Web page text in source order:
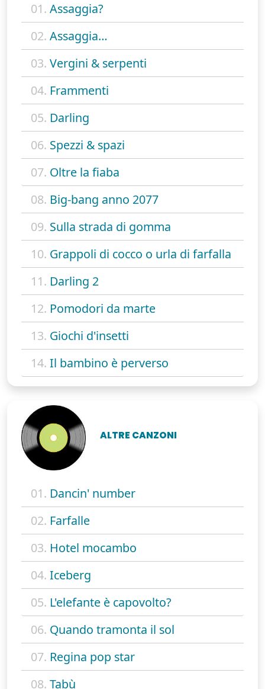
01. Assaggia?
02. Assaggia…
03. Vergini & serpenti
04. Frammenti
05. Darling
06. Spezzi & spazi
07. Oltre la fiaba
08. Big-bang anno 2077
09. Sulla strada di gomma
10. Grappoli di cocco o urla di farfalla
11. Darling 2
12. Pomodori da marte
13. Giochi d'insetti
14. Il bambino è perverso
ALTRE CANZONI
01. Dancin' number
02. Farfalle
03. Hotel mocambo
04. Iceberg
05. L'elefante è capovolto?
06. Quando tramonta il sol
07. Regina pop star
08. Tabù